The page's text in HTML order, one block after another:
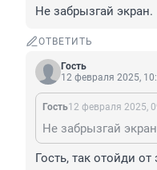
Не забрызгай экран.
ОТВЕТИТЬ
Гость
12 февраля 2025,
Гость12 февраля 2025,
Не забрызгай
Гость, так отойди от